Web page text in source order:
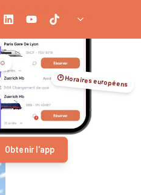
🕑 Horaires européens
Obtenir l'app